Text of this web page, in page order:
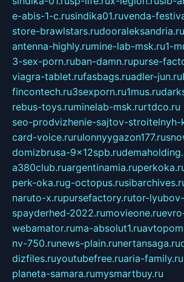
e-abis-1-c.rusindika01.ruvenda-
store-brawlstars.rudooraleksandria.ru
antenna-highly.rumine-lab-msk.ru1-
3-sex-porn.ruban-damn.rupurse-
viagra-tablet.rufasbags.ruadler-jun.ru
fincontech.ru3sexporn.ru1mus.ru
rebus-toys.ruminelab-msk.rurtdco.ru
seo-prodvizhenie-sajtov-stroitelnyh-
card-voice.rurulonnyygazon177.ru
domizbrusa-9x12spb.ru
a380club.ruargentinamia.ru
perk-oka.rug-octopus.ru
naruto-x.rupursefactory.rutor-
spayderhed-2022.rumovieone.ru
webamator.ruma-absolut1.ru
nv-750.runews-plain.runertansaga.ru
dizfiles.ruyoutubefree.ruaria-family.ru
planeta-samara.rumysmartbuy.ru